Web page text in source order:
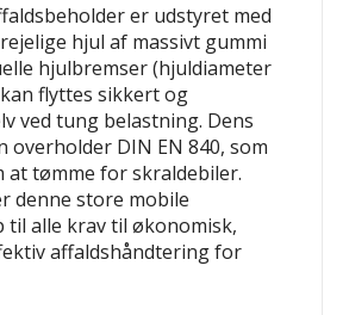
er udstyret med
hjul af massivt gummi
hjulbremser (hjuldiameter
flyttes sikkert og
ved tung belastning. Dens
DIN EN 840, som
at tømme for skraldebiler.
denne store mobile
til alle krav til økonomisk,
affaldshåndtering for